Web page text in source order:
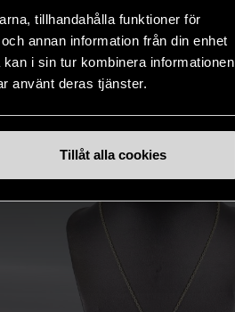
tillhandahålla funktioner för
annan information från din enhet
i sin tur kombinera informationen
använt deras tjänster.
Tillåt alla cookies
finns i vanliga butiker.